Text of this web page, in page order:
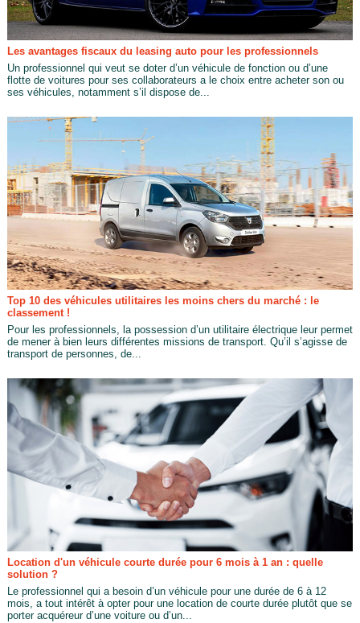
Les avantages fiscaux du leasing auto pour les professionnels
Un professionnel qui veut se doter d’un véhicule de fonction ou d’une
flotte de voitures pour ses collaborateurs a le choix entre acheter son ou
ses véhicules, notamment s’il dispose de...
Top 10 des véhicules utilitaires les moins chers du marché : le
classement !
Pour les professionnels, la possession d’un utilitaire électrique leur permet
de mener à bien leurs différentes missions de transport. Qu’il s’agisse de
transport de personnes, de...
Location d'un véhicule courte durée pour 6 mois à 1 an : quelle
solution ?
Le professionnel qui a besoin d’un véhicule pour une durée de 6 à 12
mois, a tout intérêt à opter pour une location de courte durée plutôt que se
porter acquéreur d’une voiture ou d’un...